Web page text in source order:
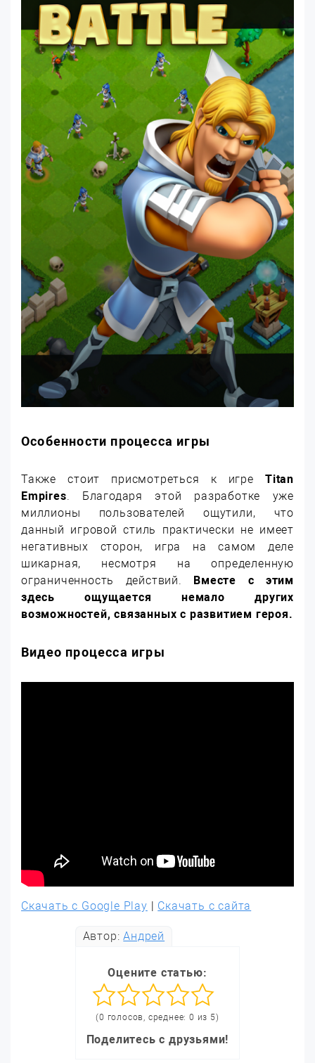
Особенности процесса игры
Также стоит присмотреться к игре Titan
Empires . Благодаря этой разработке уже
миллионы пользователей ощутили, что
данный игровой стиль практически не имеет
негативных сторон, игра на самом деле
шикарная, несмотря на определенную
ограниченность действий. Вместе с этим
здесь ощущается немало других
возможностей, связанных с развитием героя.
Видео процесса игры
Скачать с Google Play | Скачать с сайта
Автор:Андрей
Оцените статью:
(0 голосов, среднее: 0 из 5)
Поделитесь с друзьями!